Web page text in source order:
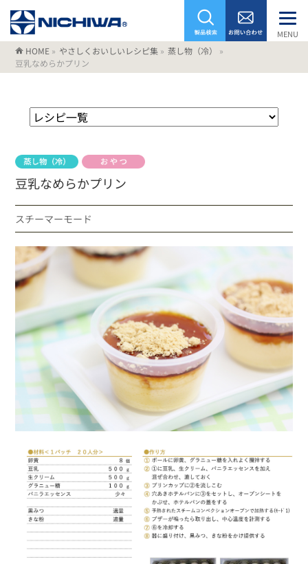
MENU
HOME » やさしくおいしいレシピ集 » 蒸し物（冷）
»
豆乳なめらかプリン
豆乳なめらかプリン
スチーマーモード